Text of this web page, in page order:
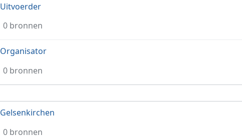
Uitvoerder
0 bronnen
Organisator
0 bronnen
Gelsenkirchen
0 bronnen